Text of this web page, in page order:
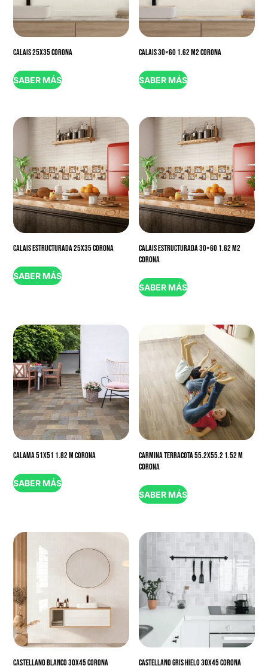
CALAIS 25X35 CORONA
SABER MÁS
CALAIS 30×60 1.62 M2 CORONA
SABER MÁS
CALAIS ESTRUCTURADA 25X35 CORONA
SABER MÁS
CALAIS ESTRUCTURADA 30×60 1.62 M2
CORONA
SABER MÁS
CALAMA 51X51 1.82 M CORONA
SABER MÁS
CARMINA TERRACOTA 55.2X55.2 1.52 M
CORONA
SABER MÁS
CASTELLANO BLANCO 30X45 CORONA CASTELLANO GRIS HIELO 30X45 CORONA